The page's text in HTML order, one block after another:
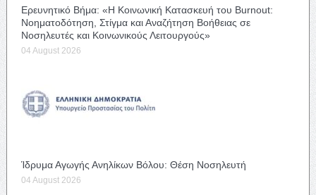
Ερευνητικό Βήμα: «Η Κοινωνική Κατασκευή του Burnout:
Νοηματοδότηση, Στίγμα και Αναζήτηση Βοήθειας σε
Νοσηλευτές και Κοινωνικούς Λειτουργούς»
04 August 2026
Ίδρυμα Αγωγής Ανηλίκων Βόλου: Θέση Νοσηλευτή
04 August 2026